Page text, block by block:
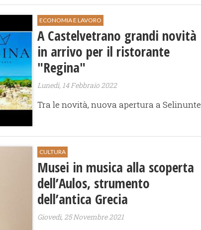
ECONOMIA E LAVORO
A Castelvetrano grandi novità
in arrivo per il ristorante
"Regina"
Lunedì, 14 Febbraio 2022
Tra le novità, nuova apertura a Selinunte
CULTURA
Musei in musica alla scoperta
dell’Aulos, strumento
dell’antica Grecia
Giovedì, 25 Novembre 2021